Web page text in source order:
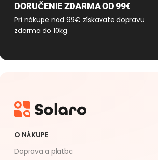
DORUČENIE ZDARMA OD 99€
Pri nákupe nad 99€ získavate dopravu
zdarma do 10kg
O NÁKUPE
Doprava a platba